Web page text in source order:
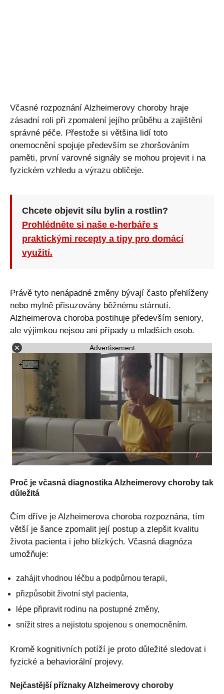
Včasné rozpoznání Alzheimerovy choroby hraje
zásadní roli při zpomalení jejího průběhu a zajištění
správné péče. Přestože si většina lidí toto
onemocnění spojuje především se zhoršováním
paměti, první varovné signály se mohou projevit i na
fyzickém vzhledu a výrazu obličeje.
Chcete objevit sílu bylin a rostlin?
Prohlédněte si naše e-herbáře s
praktickými recepty a tipy pro domácí
využití.
Právě tyto nenápadné změny bývají často přehlíženy
nebo mylně přisuzovány běžnému stárnutí.
Alzheimerova choroba postihuje především seniory,
ale výjimkou nejsou ani případy u mladších osob.
Advertisement
Proč je včasná diagnostika Alzheimerovy choroby tak
důležitá
Čím dříve je Alzheimerova choroba rozpoznána, tím
větší je šance zpomalit její postup a zlepšit kvalitu
života pacienta i jeho blízkých. Včasná diagnóza
umožňuje:
zahájit vhodnou léčbu a podpůrnou terapii,
přizpůsobit životní styl pacienta,
lépe připravit rodinu na postupné změny,
snížit stres a nejistotu spojenou s onemocněním.
Kromě kognitivních potíží je proto důležité sledovat i
fyzické a behaviorální projevy.
Nejčastější příznaky Alzheimerovy choroby